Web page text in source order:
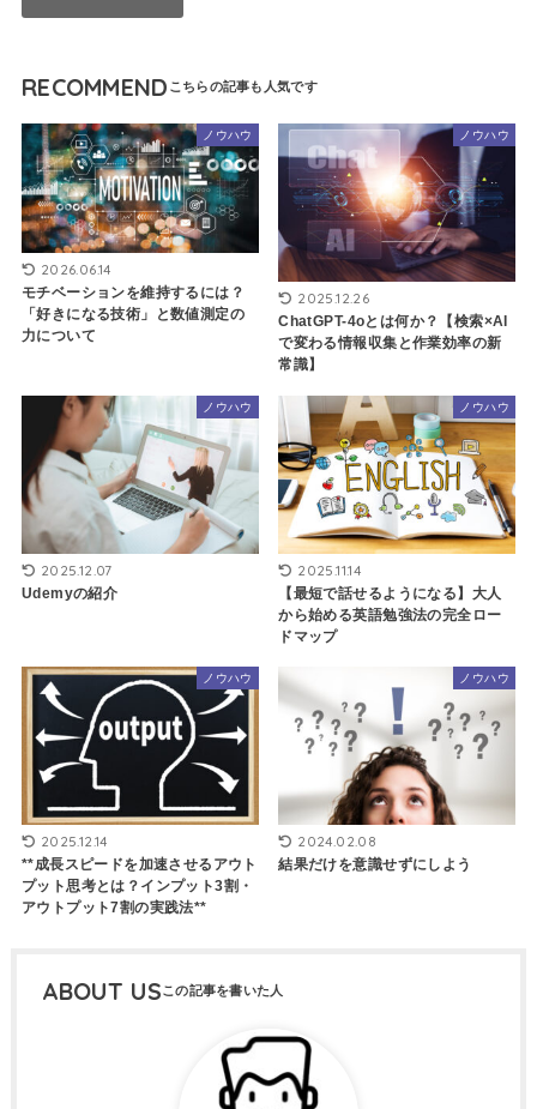
RECOMMEND
ノウハウ
2026.06.14
モチベーションを維持するには？
「好きになる技術」と数値測定の
力について
ノウハウ
2025.12.26
ChatGPT-4oとは何か？【検索×AI
で変わる情報収集と作業効率の新
常識】
ノウハウ
2025.12.07
Udemyの紹介
ノウハウ
2025.11.14
【最短で話せるようになる】大人
から始める英語勉強法の完全ロー
ドマップ
ノウハウ
2025.12.14
**成長スピードを加速させるアウト
プット思考とは？インプット3割・
アウトプット7割の実践法**
ノウハウ
2024.02.08
結果だけを意識せずにしよう
ABOUT US